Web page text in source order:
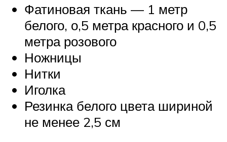
Фатиновая ткань — 1 метр
белого, о,5 метра красного и 0,5
метра розового
Ножницы
Нитки
Иголка
Резинка белого цвета шириной
не менее 2,5 см